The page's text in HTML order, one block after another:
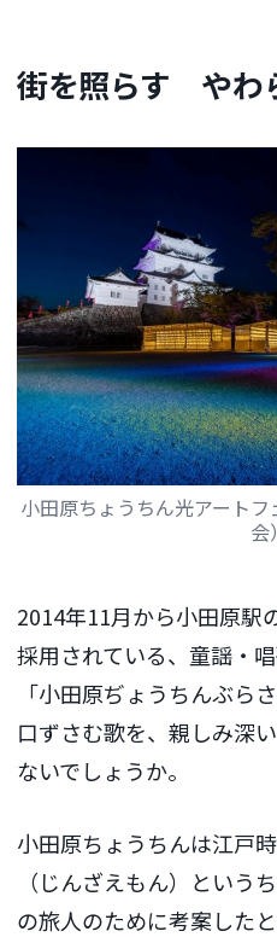
街を照らす やわ
小田原ちょうちん光アート
会）
2014年11月から小田原駅
採用されている、童謡・
「小田原ぢょうちんぶら
口ずさむ歌を、親しみ深
ないでしょうか。
小田原ちょうちんは江戸
（じんざえもん）という
の旅人のために考案した